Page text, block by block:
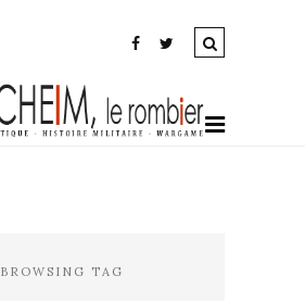
BROWSING TAG